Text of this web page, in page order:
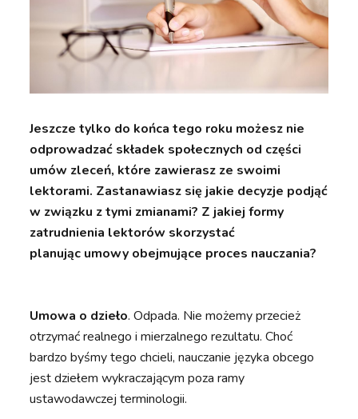
Jeszcze tylko do końca tego roku możesz nie
odprowadzać składek społecznych od części
umów zleceń, które zawierasz ze swoimi
lektorami. Zastanawiasz się jakie decyzje podjąć
w związku z tymi zmianami? Z jakiej formy
zatrudnienia lektorów skorzystać
planując umowy obejmujące proces nauczania?
Umowa o dzieło. Odpada. Nie możemy przecież
otrzymać realnego i mierzalnego rezultatu. Choć
bardzo byśmy tego chcieli, nauczanie języka obcego
jest dziełem wykraczającym poza ramy
ustawodawczej terminologii.